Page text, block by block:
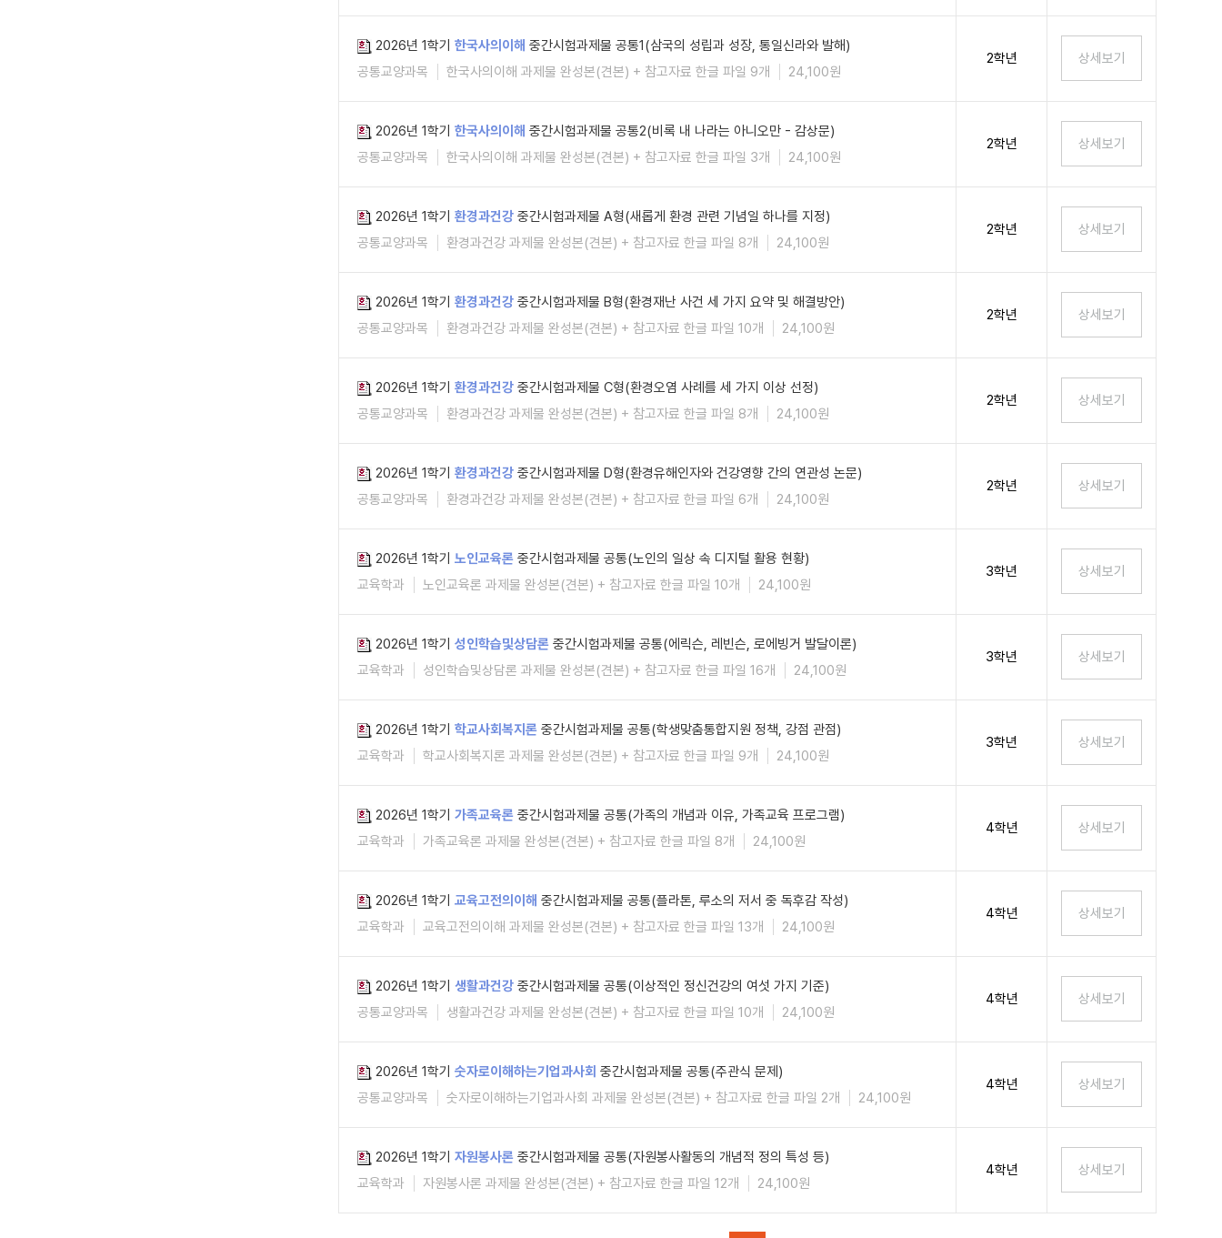
2026년 1학기 한국사의이해 중간시험과제물 공통1(삼국의 성립과 성장, 통일신라와 발해)
공통교양과목
한국사의이해 과제물 완성본(견본) + 참고자료 한글 파일 9개 24,100원
2학년
2026년 1학기 한국사의이해 중간시험과제물 공통2(비록 내 나라는 아니오만 - 감상문)
공통교양과목
한국사의이해 과제물 완성본(견본) + 참고자료 한글 파일 3개 24,100원
2학년
2026년 1학기 환경과건강 중간시험과제물 A형(새롭게 환경 관련 기념일 하나를 지정)
공통교양과목
환경과건강 과제물 완성본(견본) + 참고자료 한글 파일 8개 24,100원
2학년
2026년 1학기 환경과건강 중간시험과제물 B형(환경재난 사건 세 가지 요약 및 해결방안)
공통교양과목
환경과건강 과제물 완성본(견본) + 참고자료 한글 파일 10개 24,100원
2학년
2026년 1학기 환경과건강 중간시험과제물 C형(환경오염 사례를 세 가지 이상 선정)
공통교양과목
환경과건강 과제물 완성본(견본) + 참고자료 한글 파일 8개 24,100원
2학년
2026년 1학기 환경과건강 중간시험과제물 D형(환경유해인자와 건강영향 간의 연관성 논문)
공통교양과목
환경과건강 과제물 완성본(견본) + 참고자료 한글 파일 6개 24,100원
2학년
2026년 1학기 노인교육론 중간시험과제물 공통(노인의 일상 속 디지털 활용 현황)
교육학과
노인교육론 과제물 완성본(견본) + 참고자료 한글 파일 10개 24,100원
3학년
2026년 1학기 성인학습및상담론 중간시험과제물 공통(에릭슨, 레빈슨, 로에빙거 발달이론)
교육학과
성인학습및상담론 과제물 완성본(견본) + 참고자료 한글 파일 16개 24,100원
3학년
2026년 1학기 학교사회복지론 중간시험과제물 공통(학생맞춤통합지원 정책, 강점 관점)
교육학과
학교사회복지론 과제물 완성본(견본) + 참고자료 한글 파일 9개 24,100원
3학년
2026년 1학기 가족교육론 중간시험과제물 공통(가족의 개념과 이유, 가족교육 프로그램)
교육학과
가족교육론 과제물 완성본(견본) + 참고자료 한글 파일 8개 24,100원
4학년
2026년 1학기 교육고전의이해 중간시험과제물 공통(플라톤, 루소의 저서 중 독후감 작성)
교육학과
교육고전의이해 과제물 완성본(견본) + 참고자료 한글 파일 13개 24,100원
4학년
2026년 1학기 생활과건강 중간시험과제물 공통(이상적인 정신건강의 여섯 가지 기준)
공통교양과목
생활과건강 과제물 완성본(견본) + 참고자료 한글 파일 10개 24,100원
4학년
2026년 1학기 숫자로이해하는기업과사회 중간시험과제물 공통(주관식 문제)
공통교양과목
숫자로이해하는기업과사회 과제물 완성본(견본) + 참고자료 한글 파일 2개 24,100원
4학년
2026년 1학기 자원봉사론 중간시험과제물 공통(자원봉사활동의 개념적 정의 특성 등)
교육학과
자원봉사론 과제물 완성본(견본) + 참고자료 한글 파일 12개 24,100원
4학년